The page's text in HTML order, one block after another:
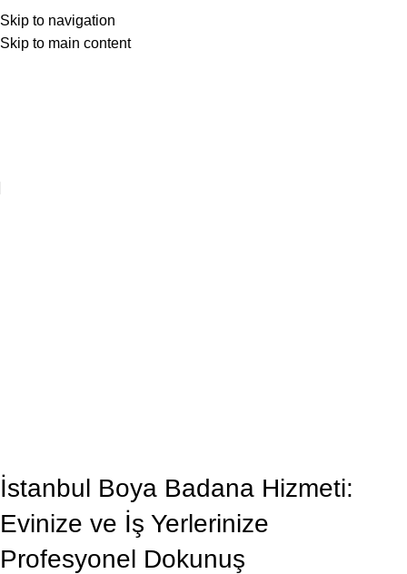
Skip to navigation
Skip to main content
İstanbul Boya Badana Hizmeti:
Evinize ve İş Yerlerinize
Profesyonel Dokunuş